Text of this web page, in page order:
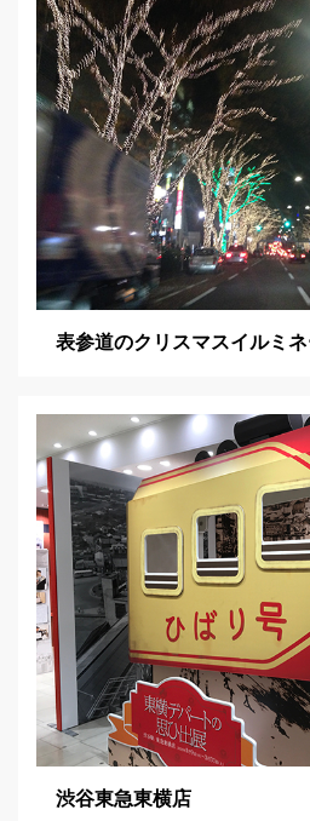
表参道のクリスマスイルミネ
渋谷東急東横店